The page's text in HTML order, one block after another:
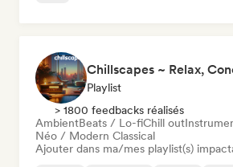
Playlist
> 1800 feedbacks réalisés
AmbientBeats / Lo-fiChill out
Néo / Modern Classical
Ajouter dans ma/mes playlist(s)